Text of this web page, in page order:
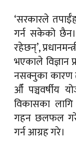
‘सरकारले
गर्न सकेको छैन।
रहेछन्’,
भएकाले विज्ञान
नसक्नुका कारण
औँ पञ्चवर्षीय
विकासका लागि
गहन छलफल
गर्न आग्रह गरे।